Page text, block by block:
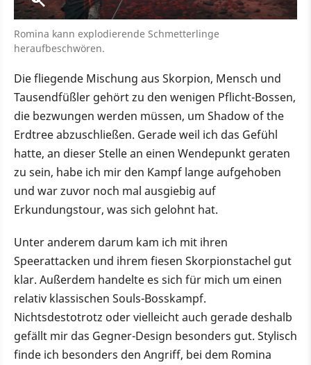
Romina kann explodierende Schmetterlinge
heraufbeschwören.
Die fliegende Mischung aus Skorpion, Mensch und
Tausendfüßler gehört zu den wenigen Pflicht-Bossen,
die bezwungen werden müssen, um Shadow of the
Erdtree abzuschließen. Gerade weil ich das Gefühl
hatte, an dieser Stelle an einen Wendepunkt geraten
zu sein, habe ich mir den Kampf lange aufgehoben
und war zuvor noch mal ausgiebig auf
Erkundungstour, was sich gelohnt hat.
Unter anderem darum kam ich mit ihren
Speerattacken und ihrem fiesen Skorpionstachel gut
klar. Außerdem handelte es sich für mich um einen
relativ klassischen Souls-Bosskampf.
Nichtsdestotrotz oder vielleicht auch gerade deshalb
gefällt mir das Gegner-Design besonders gut. Stylisch
finde ich besonders den Angriff, bei dem Romina